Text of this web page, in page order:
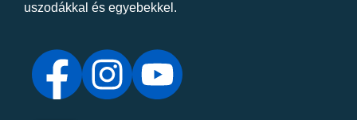
uszodákkal és egyebekkel.